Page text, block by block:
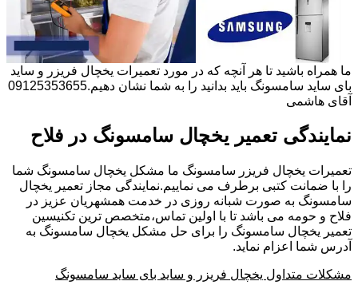
ما همراه باشید تا هر آنچه که در مورد تعمیرات یخچال فریزر و ساید
بای ساید سامسونگ باید بدانید را به شما نشان دهیم.09125353655
آقای هاشمی
نمایندگی تعمیر یخچال سامسونگ در فلاح
تعمیرات یخچال فریزر سامسونگ ما مشکل یخچال سامسونگ شما
را با ضمانت کتبی برطرف می نماییم.نمایندگی مجاز تعمیر یخچال
سامسونگ به صورت شبانه روزی در خدمت همشهریان عزیز در
فلاح و حومه می باشد تا با اولین تماس،متخصص ترین تکنیسین
تعمیر یخچال سامسونگ را برای حل مشکل یخچال سامسونگ به
آدرس شما اعزام نماید.
مشکلات متداول یخچال فریزر و ساید بای ساید سامسونگ